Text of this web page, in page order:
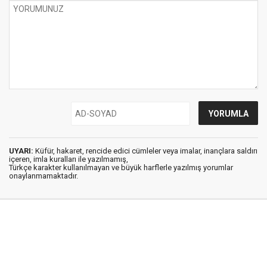
UYARI: Küfür, hakaret, rencide edici cümleler veya imalar, inançlara saldırı
içeren, imla kuralları ile yazılmamış,
Türkçe karakter kullanılmayan ve büyük harflerle yazılmış yorumlar
onaylanmamaktadır.